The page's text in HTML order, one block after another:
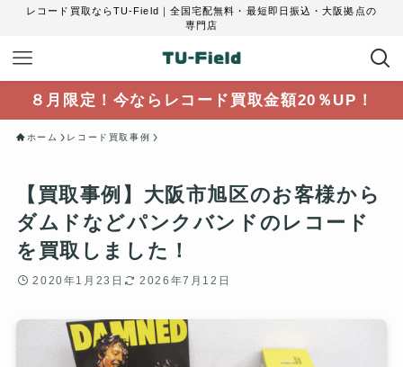
レコード買取ならTU-Field｜全国宅配無料・最短即日振込・大阪拠点の
専門店
８月限定！今ならレコード買取金額20％UP！
ホーム レコード買取事例
【買取事例】大阪市旭区のお客様から
ダムドなどパンクバンドのレコード
を買取しました！
2020年1月23日 2026年7月12日